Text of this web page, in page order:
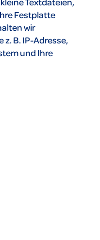
Festplatte
wir
B. IP-Adresse,
und Ihre